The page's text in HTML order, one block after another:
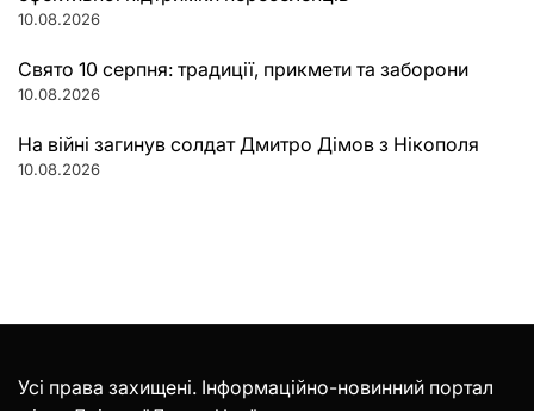
10.08.2026
Свято 10 серпня: традиції, прикмети та заборони
10.08.2026
На війні загинув солдат Дмитро Дімов з Нікополя
10.08.2026
Усі права захищені. Інформаційно-новинний портал